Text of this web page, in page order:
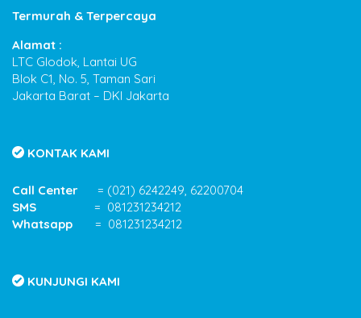
Termurah & Terpercaya
Alamat :
LTC Glodok, Lantai UG
Blok C1, No. 5, Taman Sari
Jakarta Barat – DKI Jakarta
KONTAK KAMI
Call Center = (021) 6242249, 62200704
SMS = 081231234212
Whatsapp = 081231234212
KUNJUNGI KAMI